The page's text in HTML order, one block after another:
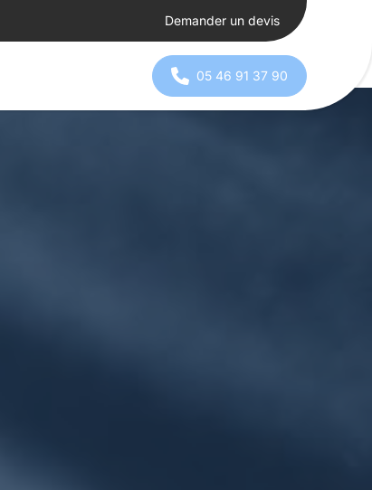
Demander un devis
05 46 91 37 90